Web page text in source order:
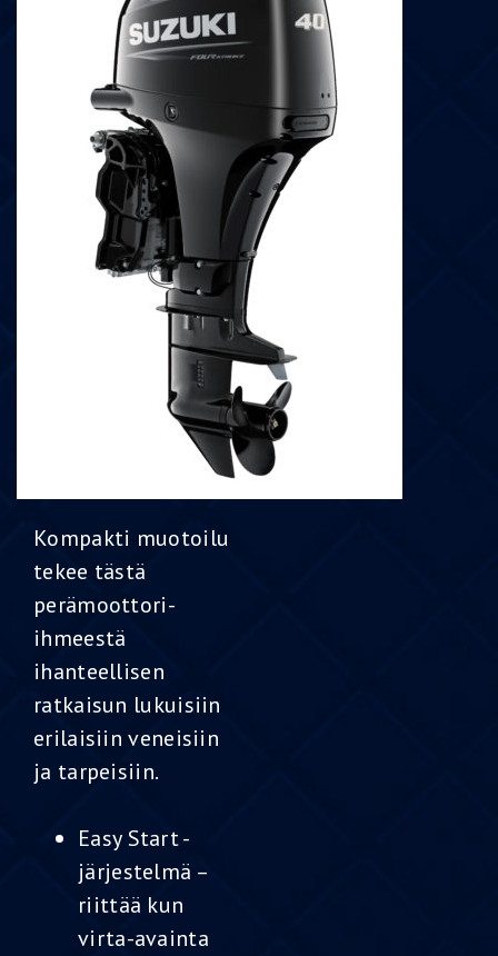
Kompakti muotoilu
tekee tästä
perämoottori-
ihmeestä
ihanteellisen
ratkaisun lukuisiin
erilaisiin veneisiin
ja tarpeisiin.
Easy Start -
järjestelmä –
riittää kun
virta-avainta